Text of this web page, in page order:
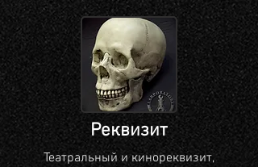
Реквизит
Театральный и кинореквизит,